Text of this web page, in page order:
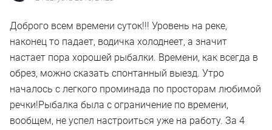
Доброго всем времени суток!!! Уровень на реке,
наконец то падает, водичка холоднеет, а значит
настает пора хорошей рыбалки. Времени, как всегда в
обрез, можно сказать спонтанный выезд. Утро
началось с легкого проминада по просторам любимой
речки!Рыбалка была с ограничение по времени,
вообщем, не успел настроиться уже на работу. За 4